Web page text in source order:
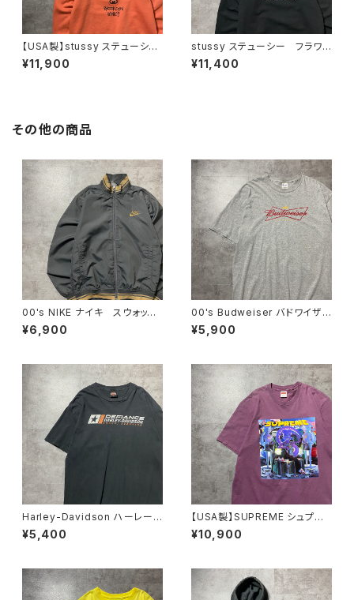
【USA製】stussy ステューシ
ー ワールドツアー バックプリ
ント オレンジ スウェット パ
¥11,900
stussy ステューシー フラワ
ーグラフィック バックプリン
ト ブラック 黒 スウェット
¥11,400
その他の商品
00's NIKE ナイキ スウォッシ
ュ 刺繍ワンポイント ラインリ
ブ グレー 薄手 ナイロンジ
¥6,900
00's Budweiser バドワイザ
ー GILDANボディ プリン
ト 企業系 グレー Tシャツ
¥5,900
Harley-Davidson ハーレーダ
ビッドソン ロゴプリント メキ
シコ製 ブラック 黒 Tシャツ
¥5,400
【USA製】SUPREME シュプリ
ーム サイケデリック アートグ
ラフィック プリント パープ
¥10,900